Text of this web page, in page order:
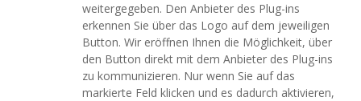
weitergegeben. Den Anbieter des Plug-ins
erkennen Sie über das Logo auf dem jeweiligen
Button. Wir eröffnen Ihnen die Möglichkeit, über
den Button direkt mit dem Anbieter des Plug-ins
zu kommunizieren. Nur wenn Sie auf das
markierte Feld klicken und es dadurch aktivieren,